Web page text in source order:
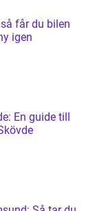
igen
En guide till